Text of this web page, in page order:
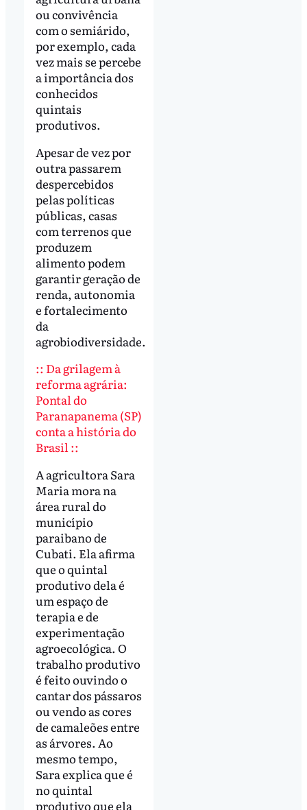
ou convivência
com o semiárido,
por exemplo, cada
vez mais se percebe
a importância dos
conhecidos
quintais
produtivos.
Apesar de vez por
outra passarem
despercebidos
pelas políticas
públicas, casas
com terrenos que
produzem
alimento podem
garantir geração de
renda, autonomia
e fortalecimento
da
agrobiodiversidade.
:: Da grilagem à
reforma agrária:
Pontal do
Paranapanema (SP)
conta a história do
Brasil ::
A agricultora Sara
Maria mora na
área rural do
município
paraibano de
Cubati. Ela afirma
que o quintal
produtivo dela é
um espaço de
terapia e de
experimentação
agroecológica. O
trabalho produtivo
é feito ouvindo o
cantar dos pássaros
ou vendo as cores
de camaleões entre
as árvores. Ao
mesmo tempo,
Sara explica que é
no quintal
produtivo que ela